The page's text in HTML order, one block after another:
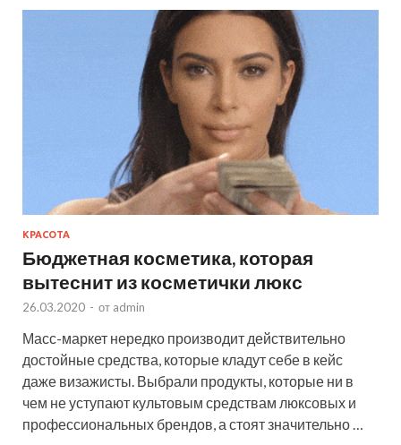
КРАСОТА
Бюджетная косметика, которая
вытеснит из косметички люкс
26.03.2020 - от admin
Масс-маркет нередко производит действительно
достойные средства, которые кладут себе в кейс
даже визажисты. Выбрали продукты, которые ни в
чем не уступают культовым средствам люксовых и
профессиональных брендов, а стоят значительно …